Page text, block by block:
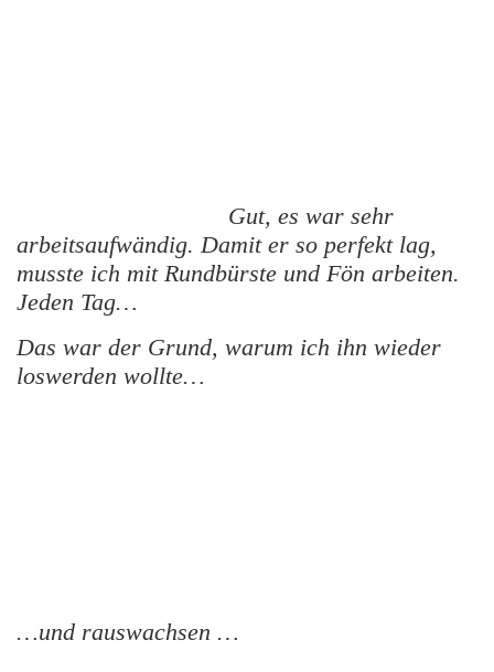
Gut, es war sehr
arbeitsaufwändig. Damit er so perfekt lag,
musste ich mit Rundbürste und Fön arbeiten.
Jeden Tag…
Das war der Grund, warum ich ihn wieder
loswerden wollte…
…und rauswachsen …